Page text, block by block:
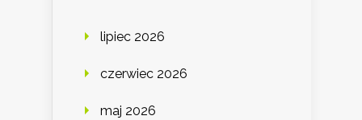
lipiec 2026
czerwiec 2026
maj 2026